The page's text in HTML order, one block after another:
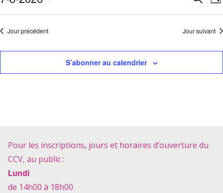
ET
DE
Sélectionnez
uneJour précédent Jour suivant
S’abonner au calendrier
Pour les inscriptions, jours et horaires d’ouverture du
CCV, au public :
Lundi
de 14h00 à 18h00